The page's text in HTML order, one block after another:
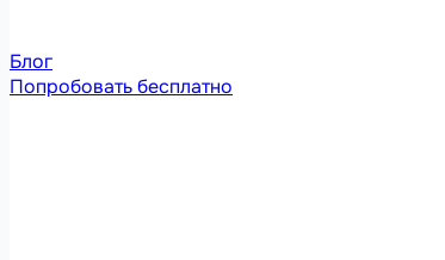
Блог
Попробовать бесплатно